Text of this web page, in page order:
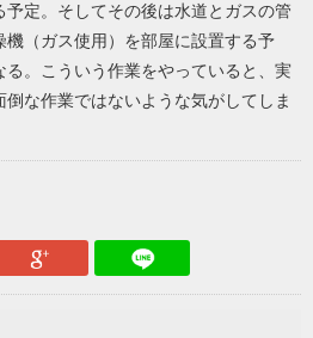
定。そしてその後は水道とガスの管
（ガス使用）を部屋に設置する予
。こういう作業をやっていると、実
な作業ではないような気がしてしま
はてなブックマークGoogle Plus